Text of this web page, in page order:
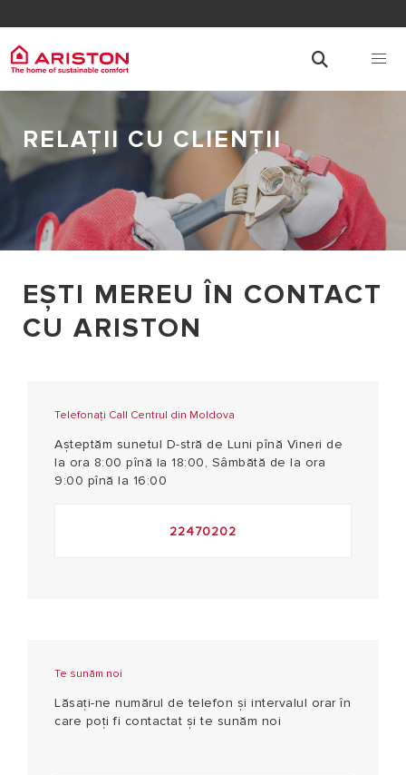
RELAȚII CU CLIENȚII
EȘTI MEREU ÎN CONTACT
CU ARISTON
Telefonați Call Centrul din Moldova
Așteptăm sunetul D-stră de Luni pînă Vineri de
la ora 8:00 pînă la 18:00, Sâmbătă de la ora
9:00 pînă la 16:00
22470202
Te sunăm noi
Lăsați-ne numărul de telefon şi intervalul orar în
care poţi fi contactat și te sunăm noi